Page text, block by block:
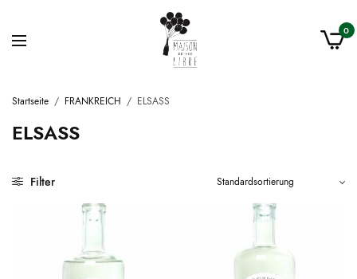
0
Startseite / FRANKREICH / ELSASS
ELSASS
Filter